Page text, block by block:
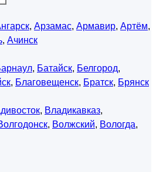
, Арзамас, Армавир, Артём,
, Ачинск
, Батайск, Белгород,
, Благовещенск, Братск, Брянск
, Владикавказ,
, Волжский, Вологда,